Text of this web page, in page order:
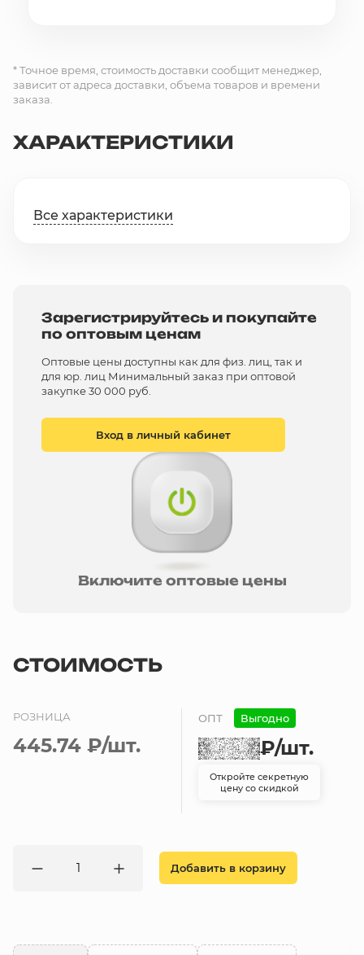
* Точное время, стоимость доставки сообщит менеджер,
зависит от адреса доставки, объема товаров и времени
заказа.
ХАРАКТЕРИСТИКИ
Все характеристики
Зарегистрируйтесь и покупайте
по оптовым ценам
Оптовые цены доступны как для физ. лиц, так и
для юр. лиц Минимальный заказ при оптовой
закупке 30 000 руб.
Вход в личный кабинет
Включите оптовые цены
СТОИМОСТЬ
РОЗНИЦА
445.74 ₽/шт.
ОПТ Выгодно
₽/шт.
Откройте секретную
цену со скидкой
Добавить в корзину